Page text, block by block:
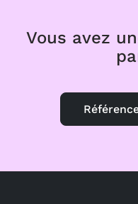
Vous avez